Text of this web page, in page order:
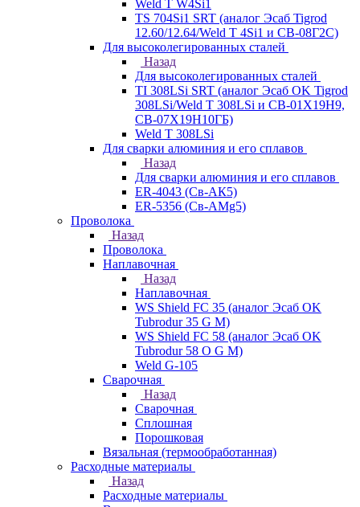
Weld T W4Si1
TS 704Si1 SRT (аналог Эсаб Tigrod
12.60/12.64/Weld T 4Si1 и СВ-08Г2С)
Для высоколегированных сталей
Назад
Для высоколегированных сталей
TI 308LSi SRT (аналог Эсаб OK Tigrod
308LSi/Weld T 308LSi и СВ-01Х19Н9,
СВ-07Х19Н10ГБ)
Weld T 308LSi
Для сварки алюминия и его сплавов
Назад
Для сварки алюминия и его сплавов
ER-4043 (Св-АК5)
ER-5356 (Св-АМg5)
Проволока
Назад
Проволока
Наплавочная
Назад
Наплавочная
WS Shield FC 35 (аналог Эсаб OK
Tubrodur 35 G M)
WS Shield FC 58 (аналог Эсаб OK
Tubrodur 58 O G M)
Weld G-105
Сварочная
Назад
Сварочная
Сплошная
Порошковая
Вязальная (термообработанная)
Расходные материалы
Назад
Расходные материалы